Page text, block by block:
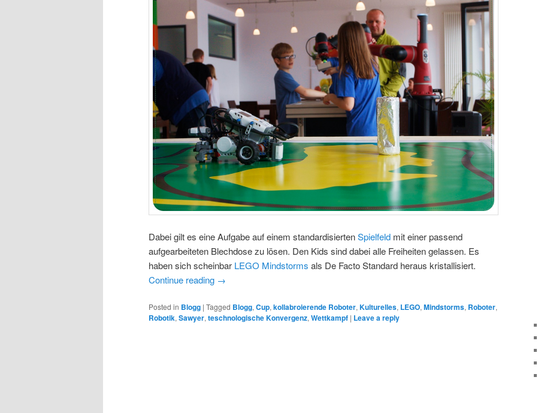
Dabei gilt es eine Aufgabe auf einem standardisiertenSpielfeld mit einer passend
aufgearbeiteten Blechdose zu lösen. Den Kids sind dabei alle Freiheiten gelassen. Es
haben sich scheinbar LEGO Mindstorms als De Facto Standard heraus kristallisiert.
Continue reading →
Posted in Blogg | Tagged Blogg,Cup,kollabroierende Roboter,Kulturelles, LEGO,Mindstorms, Roboter,
Robotik,Sawyer,teschnologische Konvergenz,Wettkampf | Leave a reply